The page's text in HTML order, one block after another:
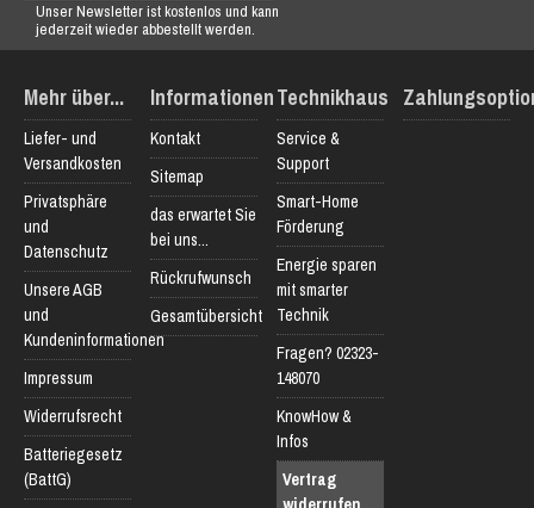
Unser Newsletter ist kostenlos und kann
jederzeit wieder abbestellt werden.
Mehr über...
Liefer- und
Versandkosten
Privatsphäre
und
Datenschutz
Unsere AGB
und
Kundeninformationen
Impressum
Widerrufsrecht
Batteriegesetz
(BattG)
Informationen
Kontakt
Sitemap
das erwartet Sie
bei uns...
Rückrufwunsch
Gesamtübersicht
Technikhaus
Service &
Support
Smart-Home
Förderung
Energie sparen
mit smarter
Technik
Fragen? 02323-
148070
KnowHow &
Infos
Vertrag